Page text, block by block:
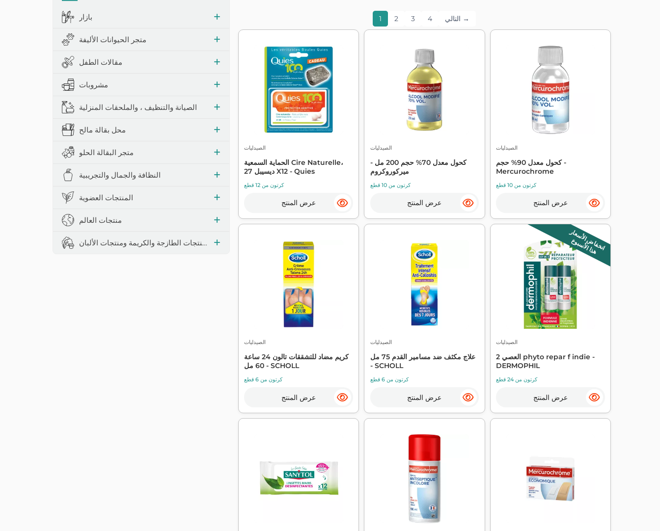
منظفات الأطباق
منظفات المطبخ والحمام منظفات فيرف وأثاث
بازار
متجر الحيوانات الأليفة
مقالات الطفل
مشروبات
الصيانة والتنظيف ، والملحقات المنزلية
محل بقالة مالح
متجر البقالة الحلو
النظافة والجمال والتجريبية
المنتجات العضوية
منتجات العالم
المنتجات الطازجة والكريمة ومنتجات الألبان
1 2 3 4 التالي →
الصيدليات
الحماية السمعية Cire Naturelle،
27 ديسيبل X12 - Quies
كرتون من 12 قطع
عرض المنتج
الصيدليات
كحول معدل 70% حجم 200 مل -
ميركوروكروم
كرتون من 10 قطع
عرض المنتج
الصيدليات
كحول معدل 90% حجم -
Mercurochrome
كرتون من 10 قطع
عرض المنتج
الصيدليات
كريم مضاد للتشققات تالون 24 ساعة
60 مل - SCHOLL
كرتون من 6 قطع
عرض المنتج
الصيدليات
علاج مكثف ضد مسامير القدم 75 مل
- SCHOLL
كرتون من 6 قطع
عرض المنتج
انخفاض الأسعار
هذا الأسبوع
الصيدليات
2 العصي phyto repar f indie -
DERMOPHIL
كرتون من 24 قطع
عرض المنتج